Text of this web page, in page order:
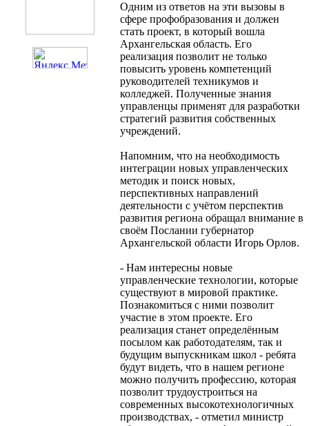
Одним из ответов на эти вызовы в
сфере профобразования и должен
стать проект, в который вошла
Архангельская область. Его
реализация позволит не только
повысить уровень компетенций
руководителей техникумов и
колледжей. Полученные знания
управленцы применят для разработки
стратегий развития собственных
учреждений.
Напомним, что на необходимость
интеграции новых управленческих
методик и поиск новых,
перспективных направлений
деятельности с учётом перспектив
развития региона обращал внимание в
своём Послании губернатор
Архангельской области Игорь Орлов.
- Нам интересны новые
управленческие технологии, которые
существуют в мировой практике.
Познакомиться с ними позволит
участие в этом проекте. Его
реализация станет определённым
посылом как работодателям, так и
будущим выпускникам школ - ребята
будут видеть, что в нашем регионе
можно получить профессию, которая
позволит трудоустроиться на
современных высокотехнологичных
производствах, - отметил министр